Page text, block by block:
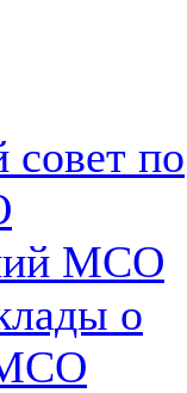
по
МСО
о
МСО